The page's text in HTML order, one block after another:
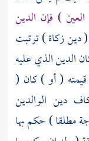
) فإن الدين
دين زكاة ) ترتبت
الدين الذي عليه
قيمته ( أو ) كان (
دين الوالدين
مطلقا ) حكم بها